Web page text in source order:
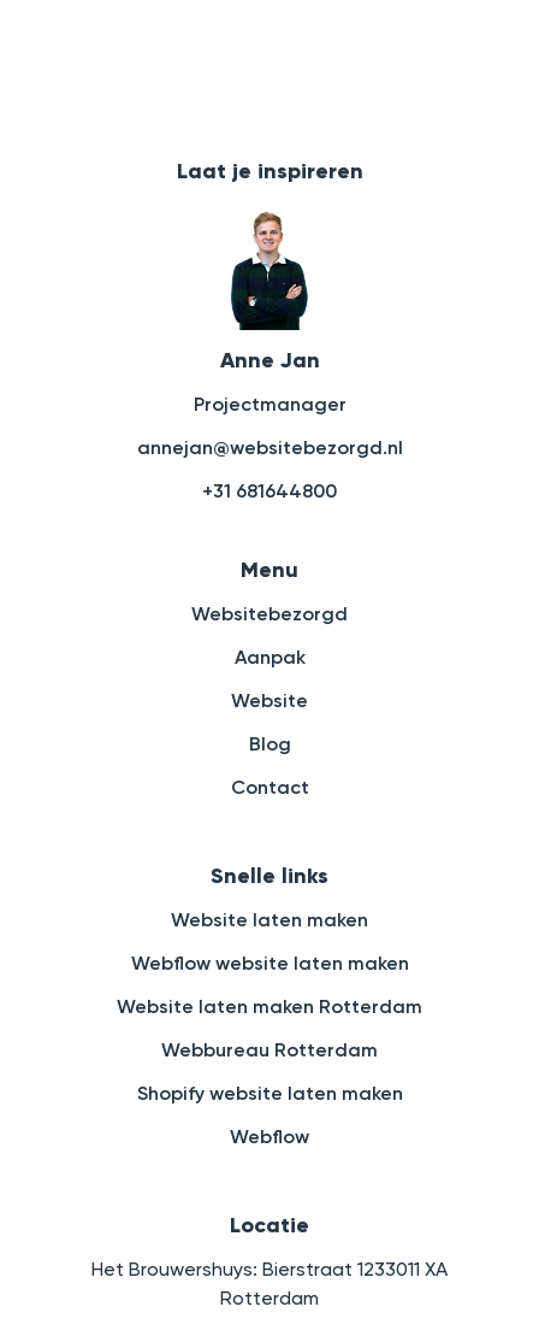
Menu
Websitebezorgd
Aanpak
Website
Blog
Contact
Snelle links
Website laten maken
Webflow website laten maken
Website laten maken Rotterdam
Webbureau Rotterdam
Shopify website laten maken
Webflow
Locatie
Het Brouwershuys: Bierstraat 1233011 XA
Rotterdam
Laat je inspireren
Anne Jan
Projectmanager
annejan@websitebezorgd.nl
+31 681644800